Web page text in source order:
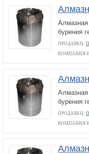
Алмазная
бурения
ПРОДАВЕЦ:
КОМПАНИЯ
Алмазная
бурения
ПРОДАВЕЦ:
КОМПАНИЯ